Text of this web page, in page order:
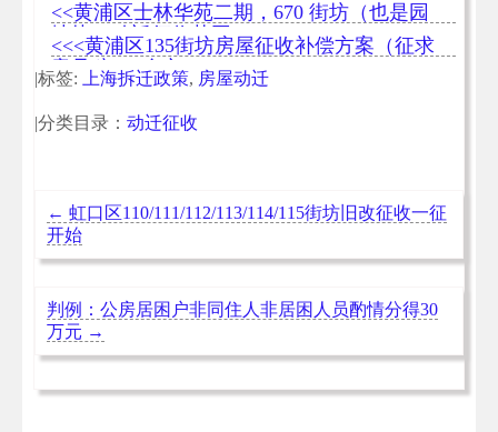
<<黄浦区士林华苑二期，670 街坊（也是园
地块）动迁征收范围
<<<黄浦区135街坊房屋征收补偿方案（征求
意见稿）>全文
|标签: 上海拆迁政策, 房屋动迁
|分类目录： 动迁征收
← 虹口区110/111/112/113/114/115街坊旧改征收一征
开始
判例：公房居困户非同住人非居困人员酌情分得30
万元 →